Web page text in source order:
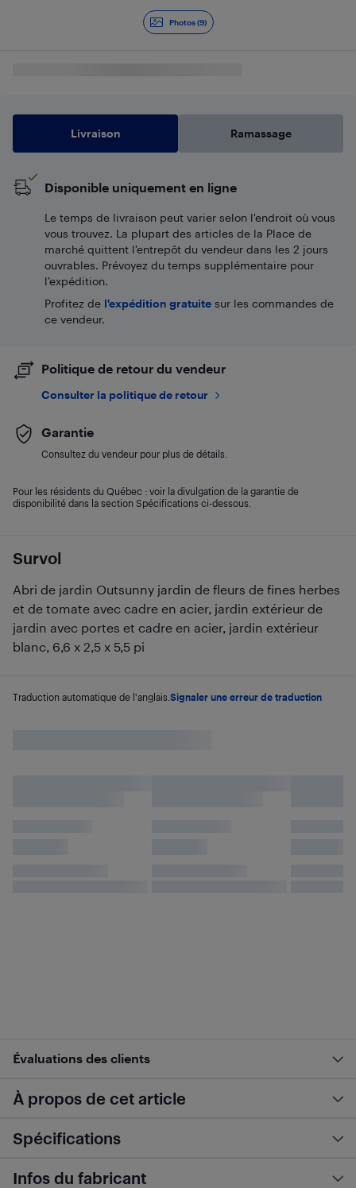
Photos (9)
Survol
Abri de jardin Outsunny jardin de fleurs de fines herbes
et de tomate avec cadre en acier, jardin extérieur de
jardin avec portes et cadre en acier, jardin extérieur
blanc, 6,6 x 2,5 x 5,5 pi
Traduction automatique de l'anglais. Signaler une erreur de traduction
Livraison Ramassage
Disponible uniquement en ligne
Le temps de livraison peut varier selon l'endroit où vous
vous trouvez. La plupart des articles de la Place de
marché quittent l’entrepôt du vendeur dans les 2 jours
ouvrables. Prévoyez du temps supplémentaire pour
l’expédition.
Profitez de l'expédition gratuite sur les commandes de
ce vendeur.
Politique de retour du vendeur
Consulter la politique de retour
Garantie
Consultez du vendeur pour plus de détails.
Pour les résidents du Québec : voir la divulgation de la garantie de
disponibilité dans la section Spécifications ci-dessous.
Évaluations des clients
À propos de cet article
Spécifications
Infos du fabricant